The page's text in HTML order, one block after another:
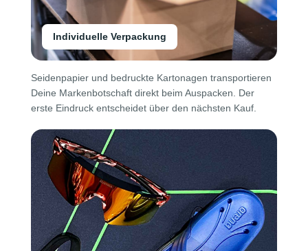
Individuelle Verpackung
Seidenpapier und bedruckte Kartonagen transportieren
Deine Markenbotschaft direkt beim Auspacken. Der
erste Eindruck entscheidet über den nächsten Kauf.